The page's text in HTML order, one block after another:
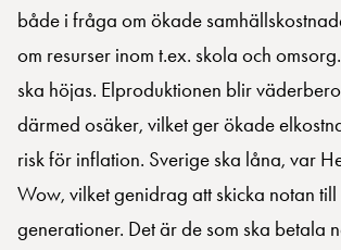
både i fråga om ökade
om resurser inom t.ex. skola och
ska höjas. Elproduktionen blir
därmed osäker, vilket ger ökade
risk för inflation. Sverige ska låna, var
Wow, vilket genidrag att skicka notan
generationer. Det är de som ska betala